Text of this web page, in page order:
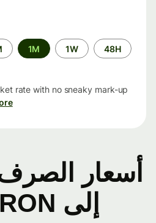
الفترة
الزمنية
48H
1W
1M
rate with no sneaky mark-up
إلى RON اليوم